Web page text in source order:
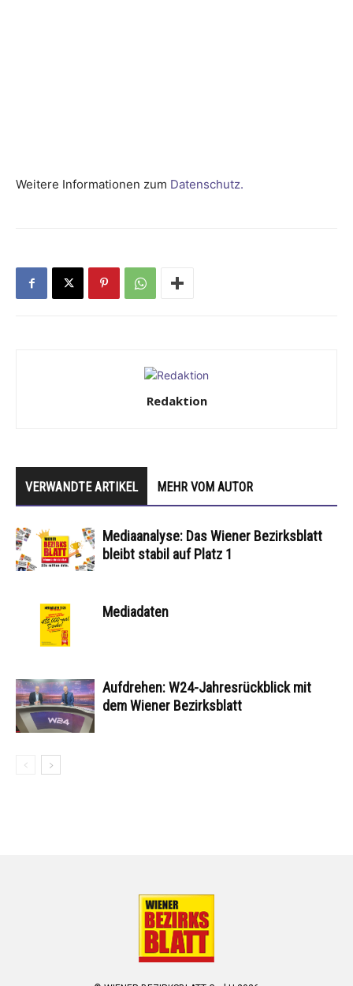
Weitere Informationen zum Datenschutz.
Redaktion
VERWANDTE ARTIKEL MEHR VOM AUTOR
Mediaanalyse: Das Wiener Bezirksblatt
bleibt stabil auf Platz 1
Mediadaten
Aufdrehen: W24-Jahresrückblick mit
dem Wiener Bezirksblatt